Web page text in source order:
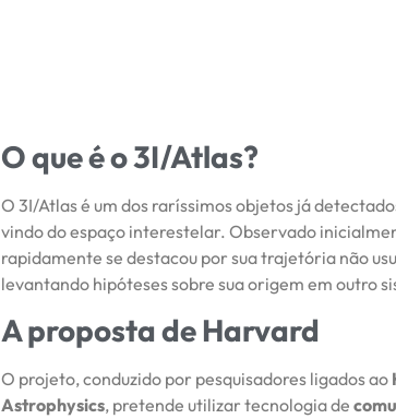
O que é o 3I/Atlas?
O 3I/Atlas é um dos raríssimos objetos já
vindo do espaço interestelar. Observado
rapidamente se destacou por sua trajetória não
levantando hipóteses sobre sua origem em outro
A proposta de Harvard
O projeto, conduzido por pesquisadores ligados ao
Astrophysics, pretende utilizar tecnologia de